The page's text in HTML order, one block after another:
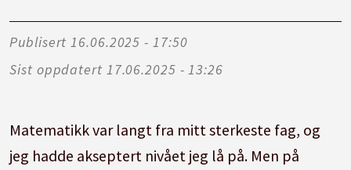
Publisert
16.06.2025 - 17:50
Sist oppdatert
17.06.2025 - 13:26
Matematikk var langt fra mitt sterkeste fag, og
jeg hadde akseptert nivået jeg lå på. Men på